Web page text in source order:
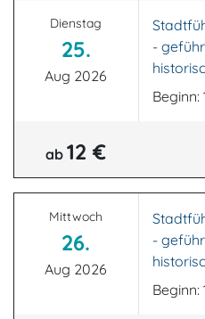
Dienstag
25.
Aug 2026
-
Beginn:
ab12 €
Mittwoch
26.
Aug 2026
-
Beginn: